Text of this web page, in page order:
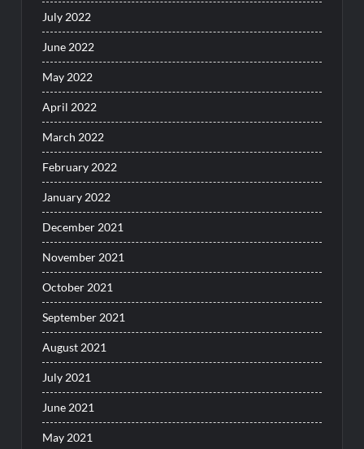
July 2022
June 2022
May 2022
April 2022
March 2022
February 2022
January 2022
December 2021
November 2021
October 2021
September 2021
August 2021
July 2021
June 2021
May 2021